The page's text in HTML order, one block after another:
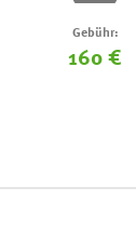
Gebühr:
160 €